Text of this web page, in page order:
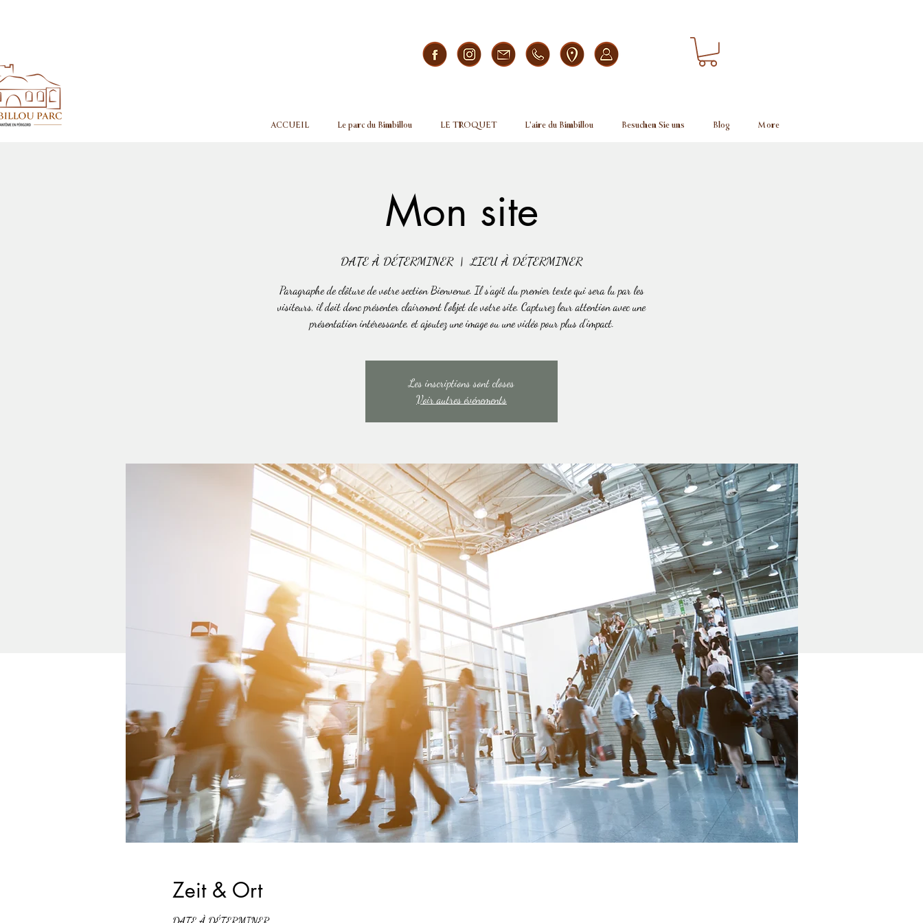
ACCUEIL Le parc du Bimbillou LE TROQUET L'aire du Bimbillou Besuchen Sie uns Blog More
Mon site
DATE À DÉTERMINER
  |
LIEU À DÉTERMINER
Paragraphe de clôture de votre section Bienvenue. Il s'agit du premier texte qui sera lu par les
visiteurs, il doit donc présenter clairement l'objet de votre site. Capturez leur attention avec une
présentation intéressante, et ajoutez une image ou une vidéo pour plus d'impact.
Les inscriptions sont closes
Voir autres événements
Zeit & Ort